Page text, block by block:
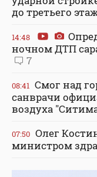
до третьего
14:48
ночном ДТП
7
08:41 Смог над
санврачи
воздуха
07:50 Олег
министром